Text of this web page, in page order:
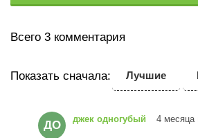
Всего 3 комментария
Показать сначала: Лучшие
ДО джек одногубый 4 месяца